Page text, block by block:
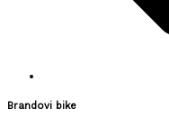
Brandovi bike